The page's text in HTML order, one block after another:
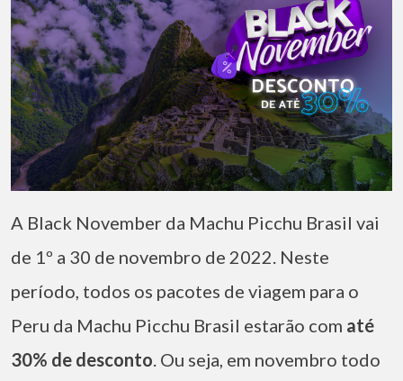
A Black November da Machu Picchu Brasil vai
de 1º a 30 de novembro de 2022. Neste
período, todos os pacotes de viagem para o
Peru da Machu Picchu Brasil estarão com até
30% de desconto. Ou seja, em novembro todo